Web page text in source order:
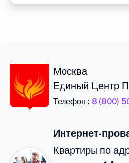
Москва
Единый Центр
Телефон : 8 (800)
Интернет-
Квартиры по